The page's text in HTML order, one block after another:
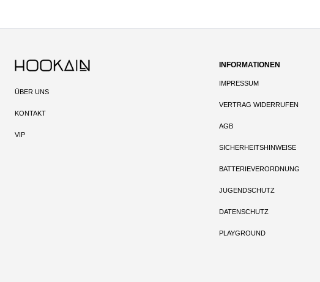
ÜBER UNS
KONTAKT
VIP
INFORMATIONEN
IMPRESSUM
VERTRAG WIDERRUFEN
AGB
SICHERHEITSHINWEISE
BATTERIEVERORDNUNG
JUGENDSCHUTZ
DATENSCHUTZ
PLAYGROUND